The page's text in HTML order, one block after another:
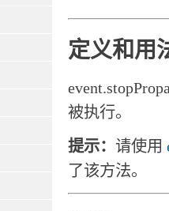
定义和用
被执行。
提示： 请使用
了该方法。